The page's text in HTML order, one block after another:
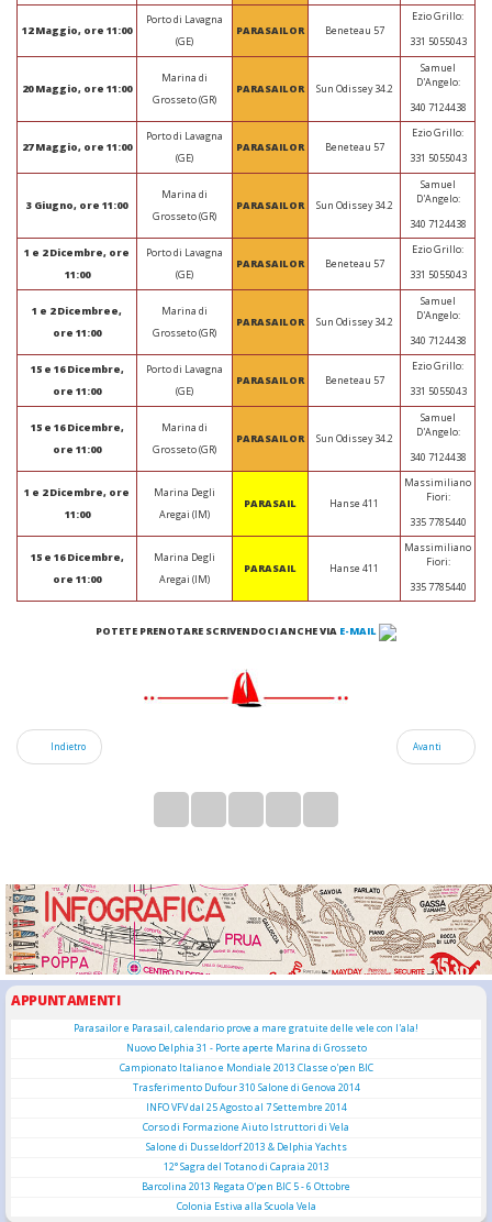
12 Maggio, ore 11:00
Porto di Lavagna
(GE)
PARASAILOR Beneteau 57
Ezio Grillo:
331 5055043
20 Maggio, ore 11:00
Marina di
Grosseto (GR)
PARASAILOR Sun Odissey 34.2
Samuel
D'Angelo:
340 7124438
27 Maggio, ore 11:00
Porto di Lavagna
(GE)
PARASAILOR Beneteau 57
Ezio Grillo:
331 5055043
3 Giugno, ore 11:00
Marina di
Grosseto (GR)
PARASAILOR Sun Odissey 34.2
Samuel
D'Angelo:
340 7124438
1 e 2 Dicembre, ore
11:00
Porto di Lavagna
(GE)
PARASAILOR Beneteau 57
Ezio Grillo:
331 5055043
1 e 2 Dicembree,
ore 11:00
Marina di
Grosseto (GR)
PARASAILOR Sun Odissey 34.2
Samuel
D'Angelo:
340 7124438
15 e 16 Dicembre,
ore 11:00
Porto di Lavagna
(GE)
PARASAILOR Beneteau 57
Ezio Grillo:
331 5055043
15 e 16 Dicembre,
ore 11:00
Marina di
Grosseto (GR)
PARASAILOR Sun Odissey 34.2
Samuel
D'Angelo:
340 7124438
1 e 2 Dicembre, ore
11:00
Marina Degli
Aregai (IM)
PARASAIL Hanse 411
Massimiliano
Fiori:
335 7785440
15 e 16 Dicembre,
ore 11:00
Marina Degli
Aregai (IM)
PARASAIL Hanse 411
Massimiliano
Fiori:
335 7785440
POTETE PRENOTARE SCRIVENDOCI ANCHE VIA E-MAIL
Indietro Avanti
APPUNTAMENTI
Parasailor e Parasail, calendario prove a mare gratuite delle vele con l'ala!
Nuovo Delphia 31 - Porte aperte Marina di Grosseto
Campionato Italiano e Mondiale 2013 Classe o'pen BIC
Trasferimento Dufour 310 Salone di Genova 2014
INFO VFV dal 25 Agosto al 7 Settembre 2014
Corso di Formazione Aiuto Istruttori di Vela
Salone di Dusseldorf 2013 & Delphia Yachts
12° Sagra del Totano di Capraia 2013
Barcolina 2013 Regata O'pen BIC 5 - 6 Ottobre
Colonia Estiva alla Scuola Vela